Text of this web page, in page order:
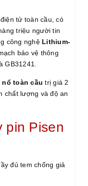
tử toàn cầu, có
triệu người tin
công nghệ Lithium-
bảo vệ thông
GB31241.
nổ toàn cầu trị giá 2
chất lượng và độ an
pin Pisen
đủ tem chống giả